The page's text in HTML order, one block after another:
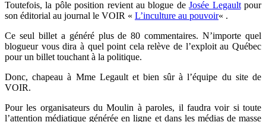
Toutefois, la pôle position revient au blogue deJosée Legaultpour
son éditorial au journal le VOIR « L’inculture au pouvoir« .
Ce seul billet a généré plus de 80 commentaires. N’importe quel
blogueur vous dira à quel point cela relève de l’exploit au Québec
pour un billet touchant à la politique.
Donc, chapeau à Mme Legault et bien sûr à l’équipe du site de
VOIR.
Pour les organisateurs du Moulin à paroles, il faudra voir si toute
l’attention médiatique générée en ligne et dans les médias de masse